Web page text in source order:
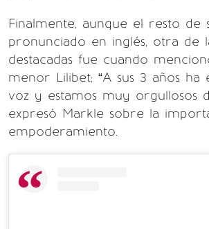
Finalmente, aunque el resto de
pronunciado en inglés, otra de
destacadas fue cuando
menor Lilibet; “A sus 3 años ha
voz y estamos muy orgullosos
expresó Markle sobre la
empoderamiento.